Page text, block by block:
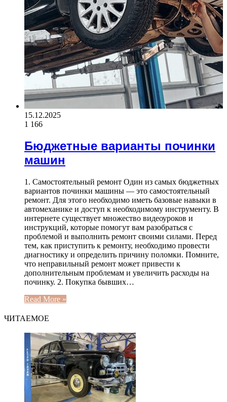
15.12.2025
1 166
Бюджетные варианты починки
машин
1. Самостоятельный ремонт Один из самых бюджетных
вариантов починки машины — это самостоятельный
ремонт. Для этого необходимо иметь базовые навыки в
автомеханике и доступ к необходимому инструменту. В
интернете существует множество видеоуроков и
инструкций, которые помогут вам разобраться с
проблемой и выполнить ремонт своими силами. Перед
тем, как приступить к ремонту, необходимо провести
диагностику и определить причину поломки. Помните,
что неправильный ремонт может привести к
дополнительным проблемам и увеличить расходы на
починку. 2. Покупка бывших…
Read More »
ЧИТАЕМОЕ